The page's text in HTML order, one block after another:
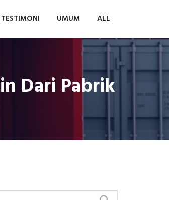
TESTIMONI UMUM ALL
Dari Pabrik